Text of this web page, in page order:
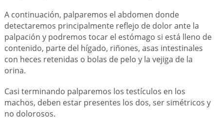
A continuación, palparemos el abdomen donde
detectaremos principalmente reflejo de dolor ante la
palpación y podremos tocar el estómago si está lleno de
contenido, parte del hígado, riñones, asas intestinales
con heces retenidas o bolas de pelo y la vejiga de la
orina.
Casi terminando palparemos los testículos en los
machos, deben estar presentes los dos, ser simétricos y
no dolorosos.